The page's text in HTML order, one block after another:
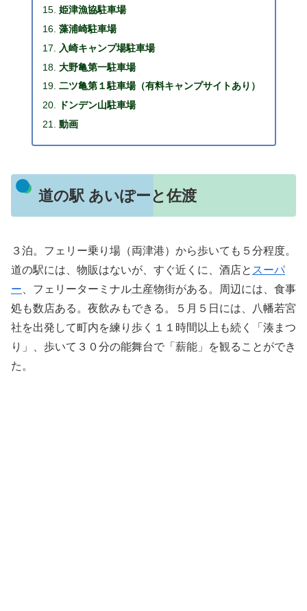
姫津漁協駐車場
藻浦崎駐車場
入崎キャンプ場駐車場
大野亀第一駐車場
二ツ亀第１駐車場（有料キャンプサイトあり）
ドンデン山駐車場
動画
道の駅 あいぽーと佐渡
３泊。フェリー乗り場（両津港）から歩いても５分程度。
道の駅には、物販はないが、すぐ近くに、酒店と スーパ
ー 、フェリーターミナル土産物街がある。周辺には、食事
処も数店ある。夜飲みもできる。５月５日には、八幡若宮
社を出発して町内を練り歩く１１時間以上も続く「湊まつ
り」、歩いて３０分の能舞台で「薪能」を観ることができ
た。